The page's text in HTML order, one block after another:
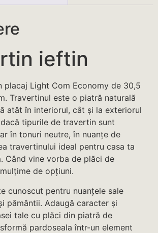
ieftin
placaj Light Com Economy de 30,5
Travertinul este o piatră naturală
atât în ​​interiorul, cât și la exteriorul
tipurile de travertin sunt
în tonuri neutre, în nuanțe de
travertinului ideal pentru casa ta
Când vine vorba de plăci de
de opțiuni.
cunoscut pentru nuanțele sale
pământii. Adaugă caracter și
tale cu plăci din piatră de
pardoseala într-un element